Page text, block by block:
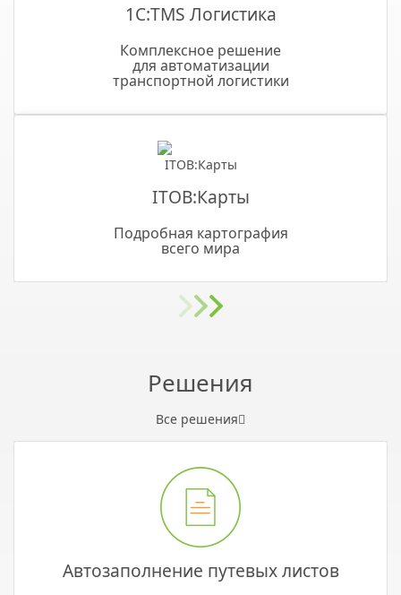
1С:TMS Логистика
Комплексное решение
для автоматизации
транспортной логистики
ITOB:Карты
Подробная картография
всего мира
Решения
Все решения
Автозаполнение путевых листов